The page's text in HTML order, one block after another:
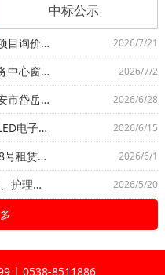
中标公示
东平县人民法院办公办案设备采购项目询价公告 2026/7/21
泰安市岱岳区天平街道社区卫生服务中心窗帘采购安装项目 （自行采购）询价公告 2026/7/2
泰安市岱岳区委党史研究中心《泰安市岱岳区年鉴2026》、《中国共产党泰安市岱岳区历次代表大会重要文献选编》编撰及出版印刷项目 竞争性磋商公告 2026/6/28
大汶口镇政府人社大厅、便民大厅LED电子屏升级改造项目询价公告 2026/6/15
泰山区岱庙街道三友社区温泉路798号租赁权项目 招标公告 2026/6/1
2026年泰山区重度残疾人居家康复、护理服务项目竞争性谈判公告 2026/5/20
| 0538-8511886